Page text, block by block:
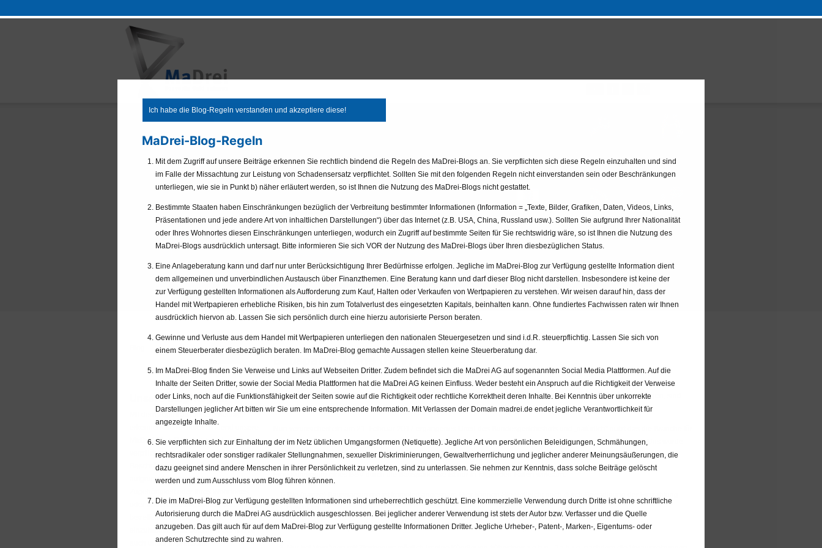
FAQ UND
DOKUMENTE
BLOG KONTAKT
Unsere Blog-Regeln
Mit dem Zugriff auf unsere Beiträge
erkennen Sie rechtlich bindend unsere
MaDrei-Blog-Regelnan und
verpflichten sich zudem
Beschränkungen bezüglich des Zugriffs
aufgrund Ihrer staatlichen
oder andere, bedingt durch Sie
betreffende Rechtsordnungen, Gründe,
einzuhalten.Bitte beachten Sie hierzu
auch unser Impressum.
5. April 2017 von Richard Forsthofer
Aufgrund der niedrigen Zinsen wollen Bausparkassen Altkunden loswerden, die oft Verträge mit aus heutiger Sicht hohen
Guthabenzinsen haben. Für die Bausparkasse ist das verständlich, da sie merklich draufzahlen. Für Kunden dagegen, sind
diese Verträge wegen der hohen Verzinsung interessant.
den Versuch, wieder ein paar Altkunden los zu werden oder auf für sie interessantere Produkte „umzuschichten“. Uns wurde
zugetragen, dass dabei auch die Wahrheit „zurechtgerückt“ wird, deshalb diese Klarstellung:
Eine Kündigung eines BSV durch die Bausparkasse ist nur in folgenden Fällen wirksam:
Der Bausparvertrag istseit mehr als zehn Jahrenzuteilungsreif.
Ich habe die Blog-Regeln verstanden und akzeptiere diese!
MaDrei-Blog-Regeln
Mit dem Zugriff auf unsere Beiträge erkennen Sie rechtlich bindend die Regeln des MaDrei-Blogs an. Sie verpflichten sich diese Regeln einzuhalten und sind
im Falle der Missachtung zur Leistung von Schadensersatz verpflichtet. Sollten Sie mit den folgenden Regeln nicht einverstanden sein oder Beschränkungen
unterliegen, wie sie in Punkt b) näher erläutert werden, so ist Ihnen die Nutzung des MaDrei-Blogs nicht gestattet.
Bestimmte Staaten haben Einschränkungen bezüglich der Verbreitung bestimmter Informationen (Information = „Texte, Bilder, Grafiken, Daten, Videos, Links,
Präsentationen und jede andere Art von inhaltlichen Darstellungen“) über das Internet (z.B. USA, China, Russland usw.). Sollten Sie aufgrund Ihrer Nationalität
oder Ihres Wohnortes diesen Einschränkungen unterliegen, wodurch ein Zugriff auf bestimmte Seiten für Sie rechtswidrig wäre, so ist Ihnen die Nutzung des
MaDrei-Blogs ausdrücklich untersagt. Bitte informieren Sie sich VOR der Nutzung des MaDrei-Blogs über Ihren diesbezüglichen Status.
Eine Anlageberatung kann und darf nur unter Berücksichtigung Ihrer Bedürfnisse erfolgen. Jegliche im MaDrei-Blog zur Verfügung gestellte Information dient
dem allgemeinen und unverbindlichen Austausch über Finanzthemen. Eine Beratung kann und darf dieser Blog nicht darstellen. Insbesondere ist keine der
zur Verfügung gestellten Informationen als Aufforderung zum Kauf, Halten oder Verkaufen von Wertpapieren zu verstehen. Wir weisen darauf hin, dass der
Handel mit Wertpapieren erhebliche Risiken, bis hin zum Totalverlust des eingesetzten Kapitals, beinhalten kann. Ohne fundiertes Fachwissen raten wir Ihnen
ausdrücklich hiervon ab. Lassen Sie sich persönlich durch eine hierzu autorisierte Person beraten.
Gewinne und Verluste aus dem Handel mit Wertpapieren unterliegen den nationalen Steuergesetzen und sind i.d.R. steuerpflichtig. Lassen Sie sich von
einem Steuerberater diesbezüglich beraten. Im MaDrei-Blog gemachte Aussagen stellen keine Steuerberatung dar.
Im MaDrei-Blog finden Sie Verweise und Links auf Webseiten Dritter. Zudem befindet sich die MaDrei AG auf sogenannten Social Media Plattformen. Auf die
Inhalte der Seiten Dritter, sowie der Social Media Plattformen hat die MaDrei AG keinen Einfluss. Weder besteht ein Anspruch auf die Richtigkeit der Verweise
oder Links, noch auf die Funktionsfähigkeit der Seiten sowie auf die Richtigkeit oder rechtliche Korrektheit deren Inhalte. Bei Kenntnis über unkorrekte
Darstellungen jeglicher Art bitten wir Sie um eine entsprechende Information. Mit Verlassen der Domain madrei.de endet jegliche Verantwortlichkeit für
angezeigte Inhalte.
Sie verpflichten sich zur Einhaltung der im Netz üblichen Umgangsformen (Netiquette). Jegliche Art von persönlichen Beleidigungen, Schmähungen,
rechtsradikaler oder sonstiger radikaler Stellungnahmen, sexueller Diskriminierungen, Gewaltverherrlichung und jeglicher anderer Meinungsäußerungen, die
dazu geeignet sind andere Menschen in ihrer Persönlichkeit zu verletzen, sind zu unterlassen. Sie nehmen zur Kenntnis, dass solche Beiträge gelöscht
werden und zum Ausschluss vom Blog führen können.
Die im MaDrei-Blog zur Verfügung gestellten Informationen sind urheberrechtlich geschützt. Eine kommerzielle Verwendung durch Dritte ist ohne schriftliche
Autorisierung durch die MaDrei AG ausdrücklich ausgeschlossen. Bei jeglicher anderer Verwendung ist stets der Autor bzw. Verfasser und die Quelle
anzugeben. Das gilt auch für auf dem MaDrei-Blog zur Verfügung gestellte Informationen Dritter. Jegliche Urheber-, Patent-, Marken-, Eigentums- oder
anderen Schutzrechte sind zu wahren.